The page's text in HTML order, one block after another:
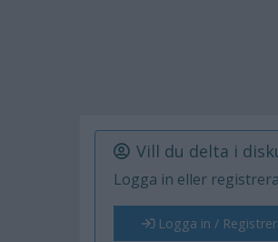
Vill du delta i
Logga in eller
Logga in /